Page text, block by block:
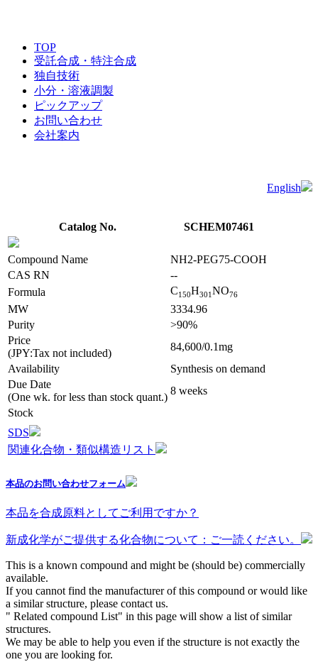
TOP
受託合成・特注合成
独自技術
小分・溶液調製
ピックアップ
お問い合わせ
会社案内
English
Catalog No. SCHEM07461
Compound Name
NH2-PEG75-COOH
CAS RN
--
Formula
C150H301NO76
MW
3334.96
Purity
>90%
Price
(JPY:Tax not included)
84,600/0.1mg
Availability
Synthesis on demand
Due Date
(One wk. for less than stock quant.)
8 weeks
Stock
SDS
関連化合物・類似構造リスト
本品のお問い合わせフォーム
本品を合成原料としてご利用ですか？
新成化学がご提供する化合物について：ご一読ください。
This is a known compound and might be (should be) commercially
available.
If you cannot find the manufacturer of this compound or would like
a similar structure, please contact us.
" Related compound List" in this page will show a list of similar
structures.
We may be able to help you even if the structure is not exactly the
one you are looking for.